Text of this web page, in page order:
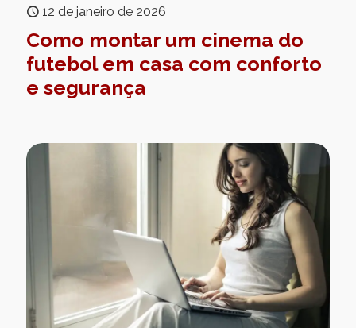
12 de janeiro de 2026
Como montar um cinema do
futebol em casa com conforto
e segurança